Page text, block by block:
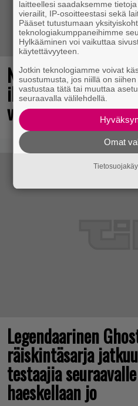
No johan pomppasi:
ilmestynyt
valtavasti lisää
Legendaarinen
räiskintäsarja
testaajia
haeskellaan jo
laitteellesi saadaksemme
vierailit, IP-osoitteestasi sekä
Pääset tutustumaan
teknologiakumppaneihimme
Hylkääminen voi vaikuttaa
käytettävyyteen.
Jotkin teknologiamme voivat
suostumusta, jos niillä on
vastustaa tätä tai muuttaa
seuraavalla välilehdellä.
Omat